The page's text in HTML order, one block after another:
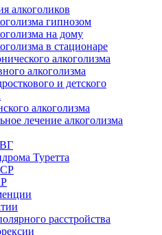
алкоголиков
гипнозом
на дому
в стационаре
алкоголизма
алкоголизма
и детского
алкоголизма
лечение алкоголизма
Туретта
расстройства